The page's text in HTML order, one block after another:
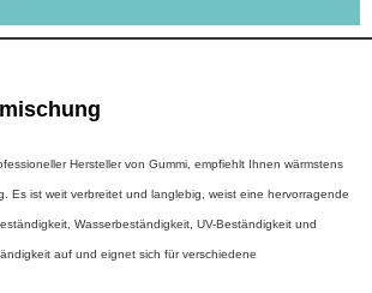
Hersteller von Gummi, empfiehlt Ihnen wärmstens
Es ist weit verbreitet und langlebig, weist eine hervorragende
Wasserbeständigkeit, UV-Beständigkeit und
auf und eignet sich für verschiedene